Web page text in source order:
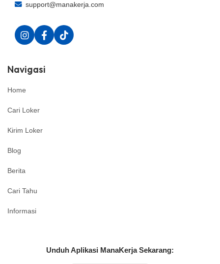
support@manakerja.com
Navigasi
Home
Cari Loker
Kirim Loker
Blog
Berita
Cari Tahu
Informasi
Unduh Aplikasi ManaKerja Sekarang: